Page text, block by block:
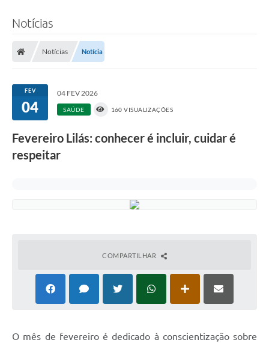
Notícias
Notícias Notícia
FEV
04
04 FEV 2026
SAÚDE 160 VISUALIZAÇÕES
Fevereiro Lilás: conhecer é incluir, cuidar é
respeitar
COMPARTILHAR
O mês de fevereiro é dedicado à conscientização sobre